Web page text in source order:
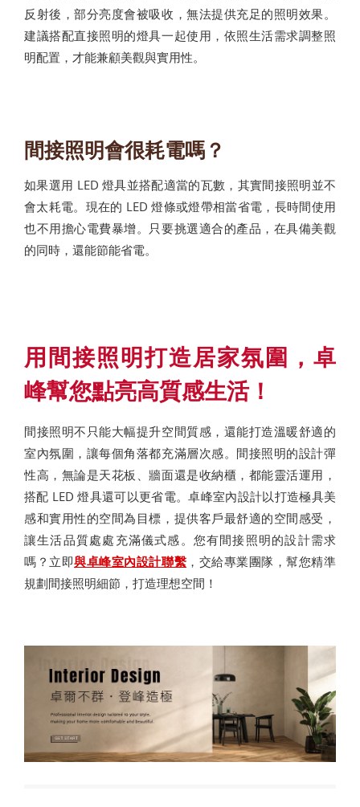
反射後，部分亮度會被吸收，無法提供充足的照明效果。
建議搭配直接照明的燈具一起使用，依照生活需求調整照
明配置，才能兼顧美觀與實用性。
間接照明會很耗電嗎？
如果選用 LED 燈具並搭配適當的瓦數，其實間接照明並不
會太耗電。現在的 LED 燈條或燈帶相當省電，長時間使用
也不用擔心電費暴增。只要挑選適合的產品，在具備美觀
的同時，還能節能省電。
用間接照明打造居家氛圍，卓
峰幫您點亮高質感生活！
間接照明不只能大幅提升空間質感，還能打造溫暖舒適的
室內氛圍，讓每個角落都充滿層次感。間接照明的設計彈
性高，無論是天花板、牆面還是收納櫃，都能靈活運用，
搭配 LED 燈具還可以更省電。卓峰室內設計以打造極具美
感和實用性的空間為目標，提供客戶最舒適的空間感受，
讓生活品質處處充滿儀式感。您有間接照明的設計需求
嗎？立即與卓峰室內設計聯繫 ，交給專業團隊，幫您精準
規劃間接照明細節，打造理想空間！